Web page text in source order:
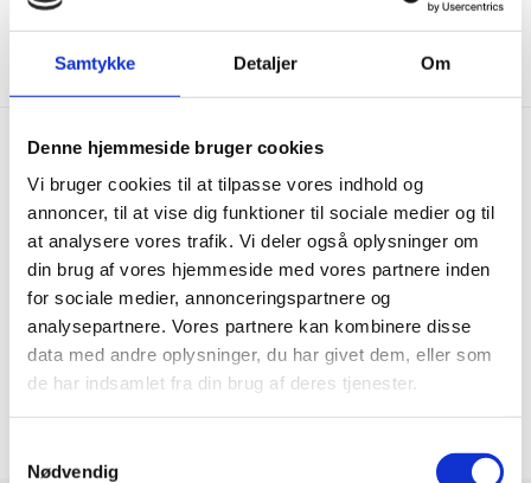
Samtykke Detaljer Om
Denne hjemmeside bruger cookies
Vi bruger cookies til at tilpasse vores indhold og
annoncer, til at vise dig funktioner til sociale medier og til
at analysere vores trafik. Vi deler også oplysninger om
din brug af vores hjemmeside med vores partnere inden
for sociale medier, annonceringspartnere og
analysepartnere. Vores partnere kan kombinere disse
data med andre oplysninger, du har givet dem, eller som
de har indsamlet fra din brug af deres tjenester.
Nødvendig
Vis mere
Prisgaranti
Vi har Danmarks billigste priser
på kvalitetsgulve!
Hurtig levering
Bestil inden kl. 15.00 – vi
afsender samme dag, når
100% dansk webshop
lokal service og gulveksperter.
Besøg vores butikker
Besøg vores showrooms og få
kompetent rådgivning.